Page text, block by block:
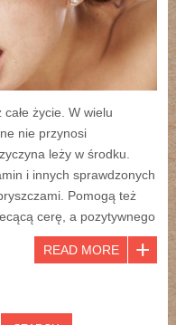
życie. W wielu
nie przynosi
leży w środku.
i innych sprawdzonych
Pomogą też
cerę, a pozytywnego
READ MORE